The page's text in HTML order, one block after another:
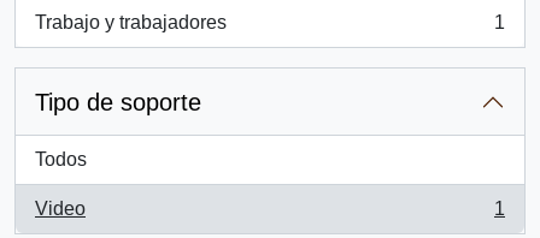
Trabajo y trabajadores
, 1 resultados
1
Tipo de soporte
Todos
Video
, 1 resultados
1